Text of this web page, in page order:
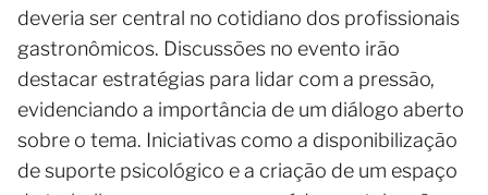
deveria ser central no cotidiano dos profissionais
gastronômicos. Discussões no evento irão
destacar estratégias para lidar com a pressão,
evidenciando a importância de um diálogo aberto
sobre o tema. Iniciativas como a disponibilização
de suporte psicológico e a criação de um espaço